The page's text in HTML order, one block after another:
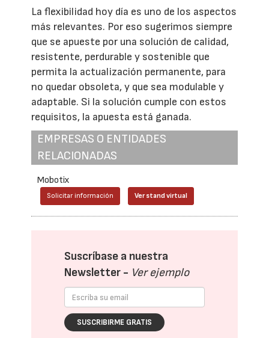
La flexibilidad hoy día es uno de los aspectos
más relevantes. Por eso sugerimos siempre
que se apueste por una solución de calidad,
resistente, perdurable y sostenible que
permita la actualización permanente, para
no quedar obsoleta, y que sea modulable y
adaptable. Si la solución cumple con estos
requisitos, la apuesta está ganada.
EMPRESAS O ENTIDADES
RELACIONADAS
Mobotix
Solicitar información Ver stand virtual
Suscríbase a nuestra
Newsletter - Ver ejemplo
SUSCRIBIRME GRATIS